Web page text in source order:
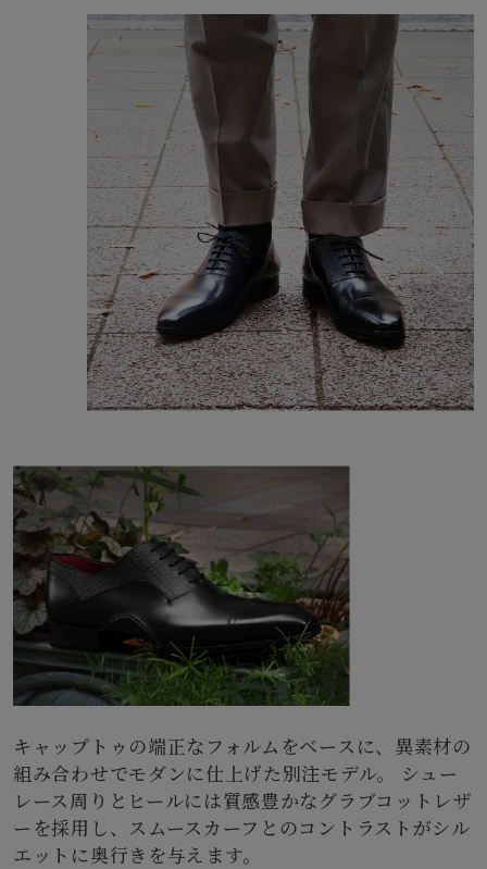
キャップトゥの端正なフォルムをベースに、異素材の
組み合わせでモダンに仕上げた別注モデル。 シュー
レース周りとヒールには質感豊かなグラブコットレザ
ーを採用し、スムースカーフとのコントラストがシル
エットに奥行きを与えます。